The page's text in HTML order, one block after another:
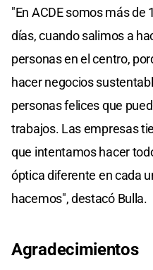
"En ACDE somos más
días, cuando salimos a
personas en el centro,
hacer negocios
personas felices que
trabajos. Las empresas
que intentamos hacer
óptica diferente en cada
hacemos", destacó Bulla.
Agradecimientos